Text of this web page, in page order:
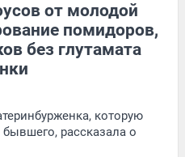
от молодой
помидоров,
без глутамата
которую
рассказала о